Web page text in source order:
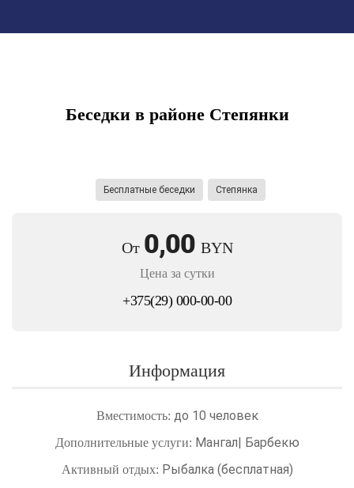
Беседки в районе Степянки
Бесплатные беседки Степянка
От 0,00 BYN
Цена за сутки
+375(29) 000-00-00
Информация
Вместимость: до 10 человек
Дополнительные услуги: Мангал| Барбекю
Активный отдых: Рыбалка (бесплатная)